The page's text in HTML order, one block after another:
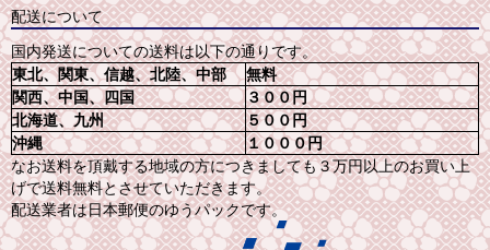
配送について
国内発送についての送料は以下の通りです。
東北、関東、信越、北陸、中部
無料
関西、中国、四国
３００円
北海道、九州
５００円
沖縄
１０００円
なお送料を頂戴する地域の方につきましても３万円以上のお買い上
げで送料無料とさせていただきます。
配送業者は日本郵便のゆうパックです。